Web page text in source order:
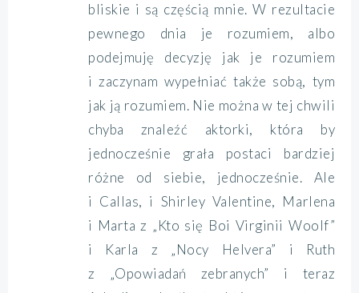
bliskie i są częścią mnie. W rezultacie
pewnego dnia je rozumiem, albo
podejmuję decyzję jak je rozumiem
i zaczynam wypełniać także sobą, tym
jak ją rozumiem. Nie można w tej chwili
chyba znaleźć aktorki, która by
jednocześnie grała postaci bardziej
różne od siebie, jednocześnie. Ale
i Callas, i Shirley Valentine, Marlena
i Marta z „Kto się Boi Virginii Woolf”
i Karla z „Nocy Helvera” i Ruth
z „Opowiadań zebranych” i teraz